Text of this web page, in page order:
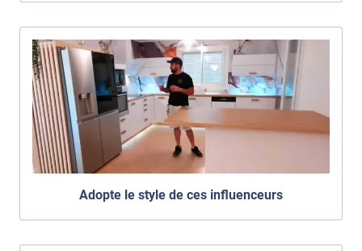
Adopte le style de ces influenceurs